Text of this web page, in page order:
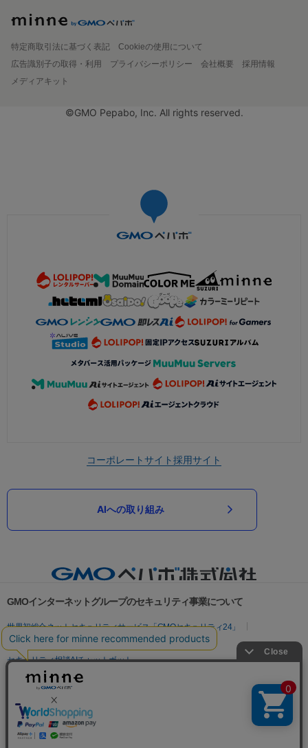
特定商取引法に基づく表記
Cookieの使用について
広告識別子の取得・利用
プライバシーポリシー 会社概要
採用情報
メディアキット
©GMO Pepabo, Inc. All rights reserved.
コーポレートサイト採用サイト
AIへの取り組み
GMOインターネットグループのセキュリティ事業について
世界初総合ネットセキュリティサービス「GMOセキュリティ24」
パスワード漏洩診断
Webサイトリスク診断
セキュリティ相談AIチャットボット
実在証明・盗聴対策
サイバー攻撃対策（GMO Flatt Security）
セキュリティ事業の軌跡